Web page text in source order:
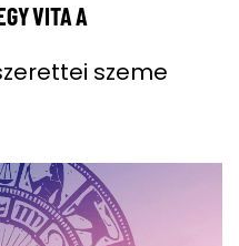
VITA A
szeme